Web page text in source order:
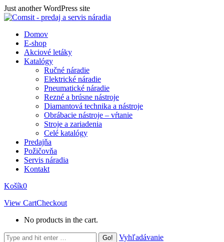
Skip
to
Just another WordPress site
Domov
E-shop
Akciové letáky
Katalógy
Ručné náradie
Elektrické náradie
Pneumatické náradie
Rezné a brúsne nástroje
Diamantová technika a nástroje
Obrábacie nástroje – vŕtanie
Stroje a zariadenia
Celé katalógy
Predajňa
Požičovňa
Servis náradia
Kontakt
Košík0
View CartCheckout
No products in the cart.
Search:
Vyhľadávanie